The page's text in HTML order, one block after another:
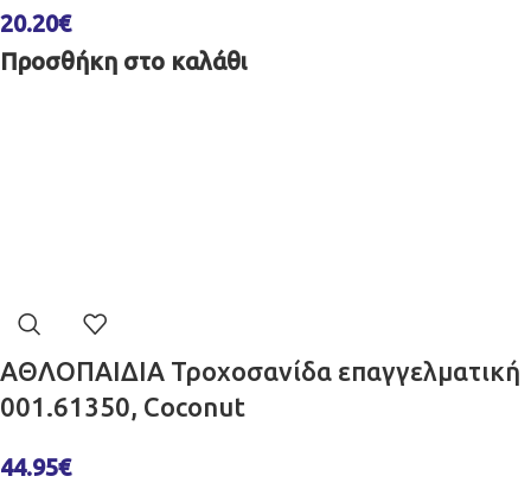
20.20€
Προσθήκη στο καλάθι
ΑΘΛΟΠΑΙΔΙΑ Τροχοσανίδα επαγγελματική
001.61350, Coconut
44.95€